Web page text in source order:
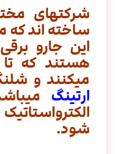
شرکتهای
ساخته اند
این جارو
هستند که تا
میکنند و
ارتینگ
شود.